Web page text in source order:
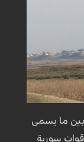
بين ما يسمى
سورية